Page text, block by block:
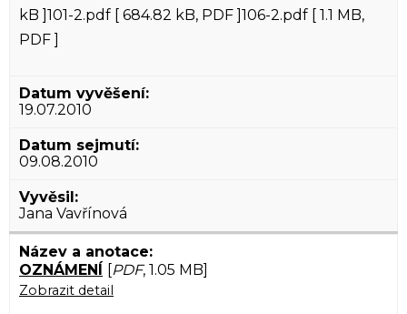
kB ]101-2.pdf [ 684.82 kB, PDF ]106-2.pdf [ 1.1 MB,
PDF ]
19.07.2010
09.08.2010
Jana Vavřínová
OZNÁMENÍ [PDF, 1.05 MB]
Zobrazit detail